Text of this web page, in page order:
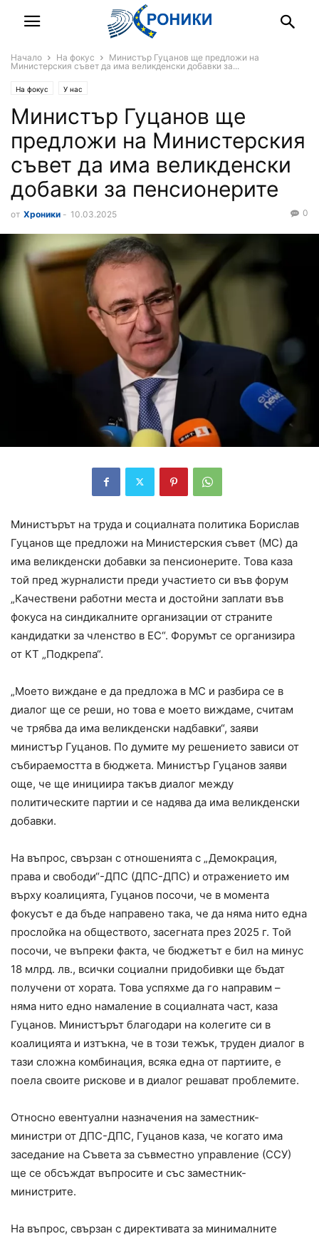
Начало На фокус
Министър Гуцанов ще предложи на
Министерския съвет да има великденски добавки за...
На фокус У нас
Министър Гуцанов ще
предложи на Министерския
съвет да има великденски
добавки за пенсионерите
от Хроники - 10.03.2025 0
Министърът на труда и социалната политика Борислав
Гуцанов ще предложи на Министерския съвет (МС) да
има великденски добавки за пенсионерите. Това каза
той пред журналисти преди участието си във форум
„Качествени работни места и достойни заплати във
фокуса на синдикалните организации от страните
кандидатки за членство в ЕС“. Форумът се организира
от КТ „Подкрепа“.
„Моето виждане е да предложа в МС и разбира се в
диалог ще се реши, но това е моето виждаме, считам
че трябва да има великденски надбавки“, заяви
министър Гуцанов. По думите му решението зависи от
събираемостта в бюджета. Министър Гуцанов заяви
още, че ще инициира такъв диалог между
политическите партии и се надява да има великденски
добавки.
На въпрос, свързан с отношенията с „Демокрация,
права и свободи“-ДПС (ДПС-ДПС) и отражението им
върху коалицията, Гуцанов посочи, че в момента
фокусът е да бъде направено така, че да няма нито една
прослойка на обществото, засегната през 2025 г. Той
посочи, че въпреки факта, че бюджетът е бил на минус
18 млрд. лв., всички социални придобивки ще бъдат
получени от хората. Това успяхме да го направим –
няма нито едно намаление в социалната част, каза
Гуцанов. Министърът благодари на колегите си в
коалицията и изтъкна, че в този тежък, труден диалог в
тази сложна комбинация, всяка една от партиите, е
поела своите рискове и в диалог решават проблемите.
Относно евентуални назначения на заместник-
министри от ДПС-ДПС, Гуцанов каза, че когато има
заседание на Съвета за съвместно управление (ССУ)
ще се обсъждат въпросите и със заместник-
министрите.
На въпрос, свързан с директивата за минималните